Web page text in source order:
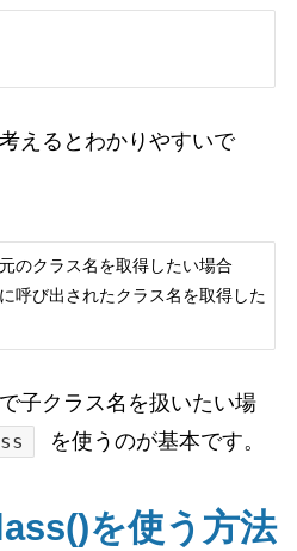
えるとわかりやすいで
ラス名を取得したい場合
出されたクラス名を取得した
子クラス名を扱いたい場
を使うのが基本です。
を使う方法